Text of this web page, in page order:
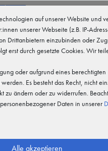
0
berühren
auf unserer Website und
unserer Webseite (z.B. IP-
Drittanbietern einzubinden oder
erst durch gesetzte Cookies. Wir
oder aufgrund eines berechtigten
Es besteht das Recht, nicht
zu ändern oder zu widerrufen.
Daten in unserer
Alle akzeptieren